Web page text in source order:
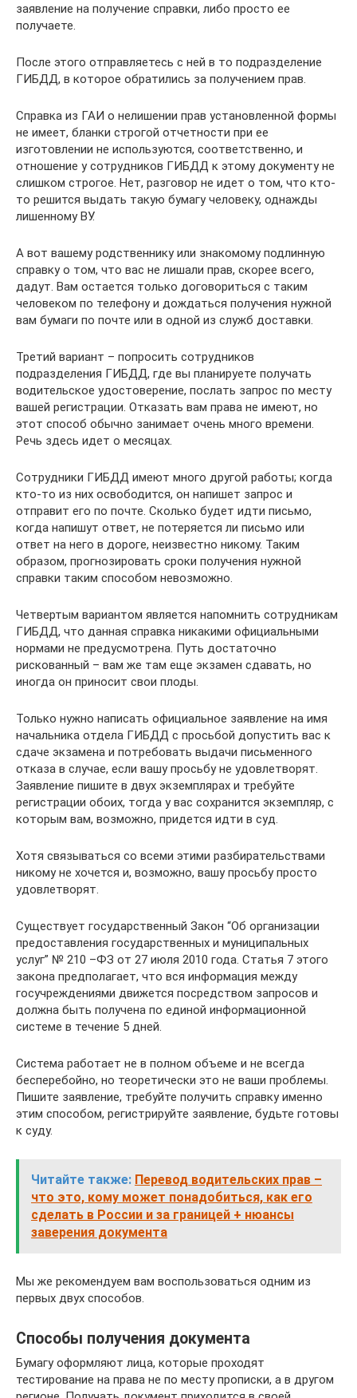
заявление на получение справки, либо просто ее
получаете.
После этого отправляетесь с ней в то подразделение
ГИБДД, в которое обратились за получением прав.
Справка из ГАИ о нелишении прав установленной формы
не имеет, бланки строгой отчетности при ее
изготовлении не используются, соответственно, и
отношение у сотрудников ГИБДД к этому документу не
слишком строгое. Нет, разговор не идет о том, что кто-
то решится выдать такую бумагу человеку, однажды
лишенному ВУ.
А вот вашему родственнику или знакомому подлинную
справку о том, что вас не лишали прав, скорее всего,
дадут. Вам остается только договориться с таким
человеком по телефону и дождаться получения нужной
вам бумаги по почте или в одной из служб доставки.
Третий вариант – попросить сотрудников
подразделения ГИБДД, где вы планируете получать
водительское удостоверение, послать запрос по месту
вашей регистрации. Отказать вам права не имеют, но
этот способ обычно занимает очень много времени.
Речь здесь идет о месяцах.
Сотрудники ГИБДД имеют много другой работы; когда
кто-то из них освободится, он напишет запрос и
отправит его по почте. Сколько будет идти письмо,
когда напишут ответ, не потеряется ли письмо или
ответ на него в дороге, неизвестно никому. Таким
образом, прогнозировать сроки получения нужной
справки таким способом невозможно.
Четвертым вариантом является напомнить сотрудникам
ГИБДД, что данная справка никакими официальными
нормами не предусмотрена. Путь достаточно
рискованный – вам же там еще экзамен сдавать, но
иногда он приносит свои плоды.
Только нужно написать официальное заявление на имя
начальника отдела ГИБДД с просьбой допустить вас к
сдаче экзамена и потребовать выдачи письменного
отказа в случае, если вашу просьбу не удовлетворят.
Заявление пишите в двух экземплярах и требуйте
регистрации обоих, тогда у вас сохранится экземпляр, с
которым вам, возможно, придется идти в суд.
Хотя связываться со всеми этими разбирательствами
никому не хочется и, возможно, вашу просьбу просто
удовлетворят.
Существует государственный Закон “Об организации
предоставления государственных и муниципальных
услуг” № 210 –ФЗ от 27 июля 2010 года. Статья 7 этого
закона предполагает, что вся информация между
госучреждениями движется посредством запросов и
должна быть получена по единой информационной
системе в течение 5 дней.
Система работает не в полном объеме и не всегда
бесперебойно, но теоретически это не ваши проблемы.
Пишите заявление, требуйте получить справку именно
этим способом, регистрируйте заявление, будьте готовы
к суду.
Читайте также: Перевод водительских прав –
что это, кому может понадобиться, как его
сделать в России и за границей + нюансы
заверения документа
Мы же рекомендуем вам воспользоваться одним из
первых двух способов.
Способы получения документа
Бумагу оформляют лица, которые проходят
тестирование на права не по месту прописки, а в другом